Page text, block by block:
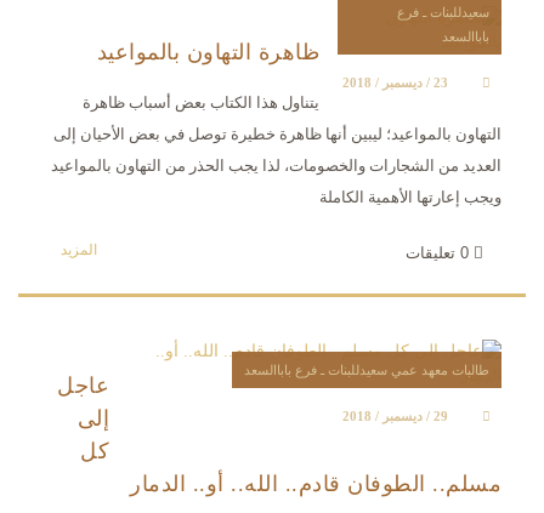
سعيدللبنات ـ فرع
باباالسعد
ظاهرة التهاون بالمواعيد
يتناول هذا الكتاب بعض أسباب ظاهرة
التهاون بالمواعيد؛ ليبين أنها ظاهرة خطيرة توصل في بعض الأحيان إلى
العديد من الشجارات والخصومات، لذا يجب الحذر من التهاون بالمواعيد
ويجب إعارتها الأهمية الكاملة
المزيد 0 تعليقات
طالبات معهد عمي سعيدللبنات ـ فرع باباالسعد
عاجل
إلى
كل
مسلم.. الطوفان قادم.. الله.. أو.. الدمار